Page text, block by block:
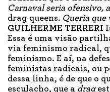
Carnaval seria ofensivo,
drag queens. Queria que
GUILHERME TERRERI
Essa é uma visão
via feminismo radical,
feminismo. E aí, na
feministas radicais, ou
dessa linha, é de que o
esculacho, que a drag